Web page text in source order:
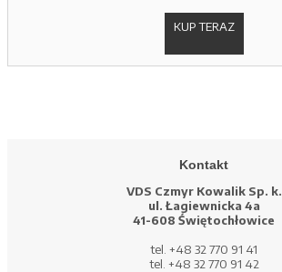
KUP TERAZ
Kontakt
VDS Czmyr Kowalik Sp. k.
ul. Łagiewnicka 4a
41-608 Świętochłowice
tel. +48 32 770 91 41
tel. +48 32 770 91 42